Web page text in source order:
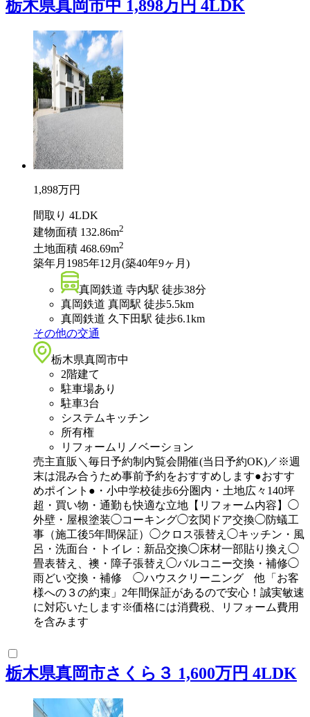
栃木県真岡市中 1,898万円 4LDK
1,898万円
間取り 4LDK
建物面積 132.86m2
土地面積 468.69m2
築年月 1985年12月(築40年9ヶ月)
真岡鉄道 寺内駅 徒歩38分
真岡鉄道 真岡駅 徒歩5.5km
真岡鉄道 久下田駅 徒歩6.1km
その他の交通
栃木県真岡市中
2階建て
駐車場あり
駐車3台
システムキッチン
所有権
リフォームリノベーション
売主直販＼毎日予約制内覧会開催(当日予約OK)／※週
末は混み合うため事前予約をおすすめします●おすす
めポイント●・小中学校徒歩6分圏内・土地広々140坪
超・買い物・通勤も快適な立地【リフォーム内容】◯
外壁・屋根塗装◯コーキング◯玄関ドア交換◯防蟻工
事（施工後5年間保証）◯クロス張替え◯キッチン・風
呂・洗面台・トイレ：新品交換◯床材一部貼り換え◯
畳表替え、襖・障子張替え◯バルコニー交換・補修◯
雨どい交換・補修 ◯ハウスクリーニング 他「お客
様への３の約束」2年間保証があるので安心！誠実敏速
に対応いたします※価格には消費税、リフォーム費用
を含みます
栃木県真岡市さくら３ 1,600万円 4LDK